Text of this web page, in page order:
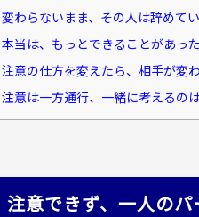
変わらないまま、その人は辞めて
本当は、もっとできることがあっ
注意の仕方を変えたら、相手が変
注意は一方通行、一緒に考えるの
注意できず、一人の